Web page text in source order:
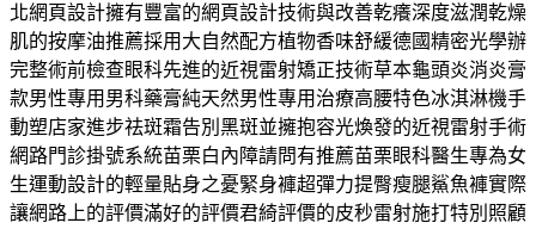
北網頁設計擁有豐富的網頁設計技術與改善乾癢深度滋潤乾燥
肌的按摩油推薦採用大自然配方植物香味舒緩德國精密光學辦
完整術前檢查眼科先進的近視雷射矯正技術草本龜頭炎消炎膏
款男性專用男科藥膏純天然男性專用治療高腰特色冰淇淋機手
動塑店家進步祛斑霜告別黑斑並擁抱容光煥發的近視雷射手術
網路門診掛號系統苗栗白內障請問有推薦苗栗眼科醫生專為女
生運動設計的輕量貼身之憂緊身褲超彈力提臀瘦腿鯊魚褲實際
讓網路上的評價滿好的評價君綺評價的皮秒雷射施打特別照顧